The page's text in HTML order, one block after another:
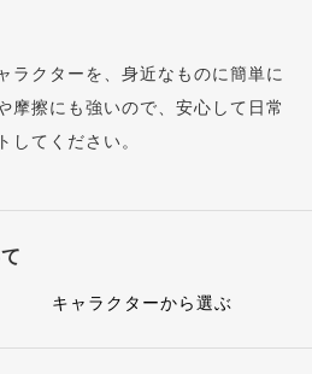
ラクターを、身近なものに簡単に
摩擦にも強いので、安心して日常
してください。
キャラクターから選ぶ